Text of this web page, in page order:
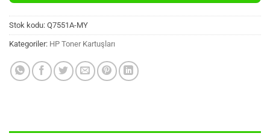
Stok kodu: Q7551A-MY
Kategoriler: HP Toner Kartuşları